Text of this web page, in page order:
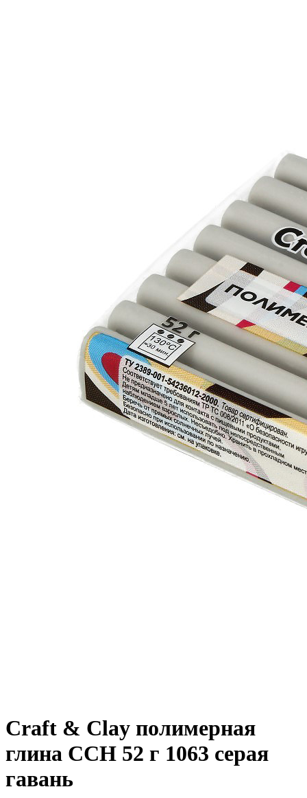
Craft & Clay полимерная
глина CCH 52 г 1063 серая
гавань